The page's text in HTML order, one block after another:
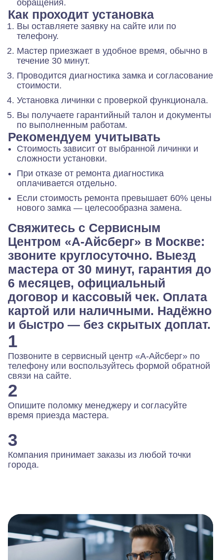
обращения.
Как проходит установка
Вы оставляете заявку на сайте или по
телефону.
Мастер приезжает в удобное время, обычно в
течение 30 минут.
Проводится диагностика замка и согласование
стоимости.
Установка личинки с проверкой функционала.
Вы получаете гарантийный талон и документы
по выполненным работам.
Рекомендуем учитывать
Стоимость зависит от выбранной личинки и
сложности установки.
При отказе от ремонта диагностика
оплачивается отдельно.
Если стоимость ремонта превышает 60% цены
нового замка — целесообразна замена.
Свяжитесь с Сервисным
Центром «А-Айсберг» в Москве:
звоните круглосуточно. Выезд
мастера от 30 минут, гарантия до
6 месяцев, официальный
договор и кассовый чек. Оплата
картой или наличными. Надёжно
и быстро — без скрытых доплат.
1
Позвоните в сервисный центр «А-Айсберг» по
телефону или воспользуйтесь формой обратной
связи на сайте.
2
Опишите поломку менеджеру и согласуйте
время приезда мастера.
3
Компания принимает заказы из любой точки
города.